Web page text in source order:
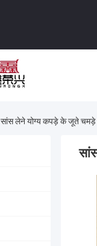
सांस लेने योग्य कपड़े के जूते चमड़े